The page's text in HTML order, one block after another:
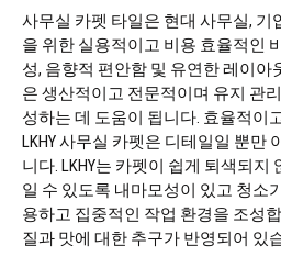
사무실 카펫 타일은 현대 사무실, 기
을 위한 실용적이고 비용 효율적인
성, 음향적 편안함 및 유연한 레이아
은 생산적이고 전문적이며 유지 관
성하는 데 도움이 됩니다. 효율적이
LKHY 사무실 카펫은 디테일일 뿐만
니다. LKHY는 카펫이 쉽게 퇴색되
일 수 있도록 내마모성이 있고 청소
용하고 집중적인 작업 환경을 조성
질과 맛에 대한 추구가 반영되어 있